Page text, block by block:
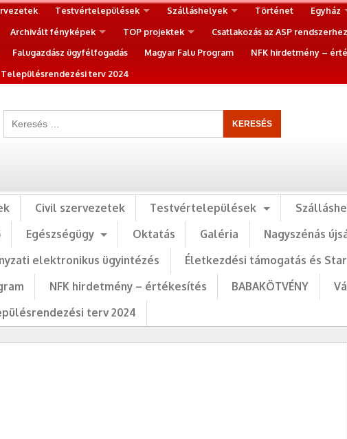
Testvértelepülések Szálláshelyek Történet Egyház
Archivált fényképek TOP projektek Csatlakozás az ASP rendszerhez
Falugazdász ügyfélfogadás Magyar Falu Program NFK hirdetmény –
Településrendezési terv 2024
Civil szervezetek Testvértelepülések
Egészségügy Oktatás Galéria Nagyszénás
elektronikus ügyintézés Életkezdési támogatás és
NFK hirdetmény – értékesítés BABAKÖTVÉNY
terv 2024